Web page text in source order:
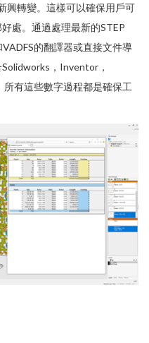
興轉變。這樣可以確保用戶可
處。通過處理最新的STEP
的翻譯器或直接文件導
，Inventor，
所有這些數字過程都是確保工